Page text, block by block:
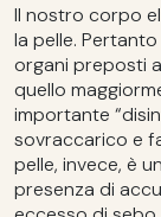
Il nostro corpo
la pelle.
organi preposti
quello
importante
sovraccarico e
pelle, invece, è
presenza di